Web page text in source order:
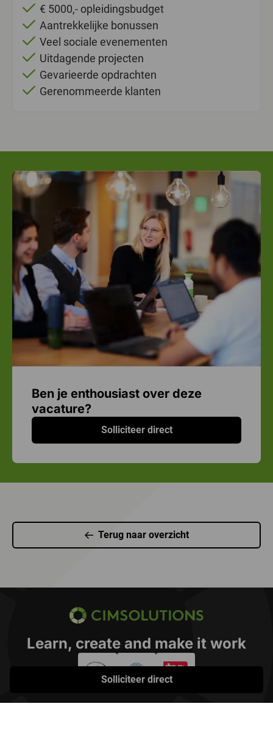
€ 5000,- opleidingsbudget
Aantrekkelijke bonussen
Veel sociale evenementen
Uitdagende projecten
Gevarieerde opdrachten
Gerenommeerde klanten
Ben je enthousiast over deze
vacature?
Solliciteer direct
Terug naar overzicht
Solliciteer direct
Learn, create and make it work